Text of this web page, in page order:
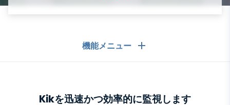
機能メニュー
コールログKikを迅速かつ効率的に監視します